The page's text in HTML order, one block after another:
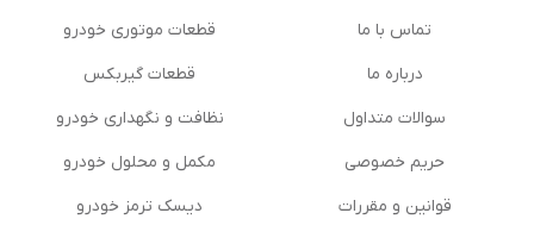
تماس با ما
درباره ما
سوالات متداول
حریم خصوصی
قوانین و مقررات
قطعات موتوری خودرو
قطعات گیربکس
نظافت و نگهداری خودرو
مكمل و محلول خودرو
دیسک ترمز خودرو